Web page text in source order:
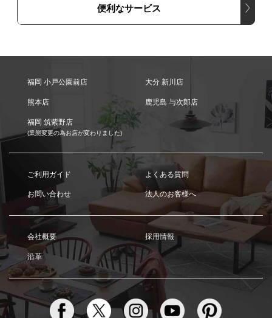
便利なサービス
福岡 小戸公園前店 大分 新川店
熊本店 鹿児島 与次郎店
福岡 筑紫野店
(業態変更の為お店が変わりました)
ご利用ガイド よくある質問
お問い合わせ 法人のお客様へ
会社概要 採用情報
沿革